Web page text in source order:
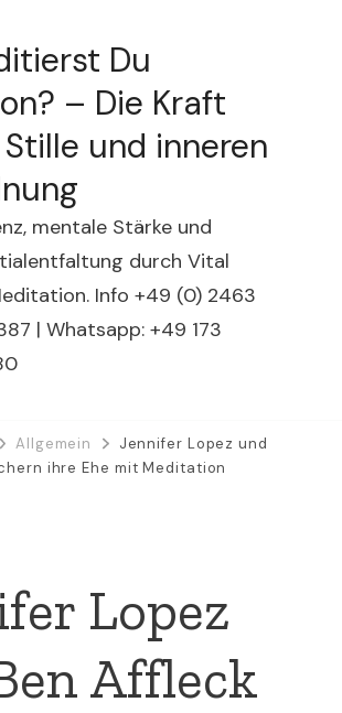
Du
– Die Kraft
und inneren
mentale Stärke und
durch Vital
Info +49 (0) 2463
| Whatsapp: +49 173
Allgemein
Jennifer Lopez und
ihre Ehe mit Meditation
Lopez
Affleck